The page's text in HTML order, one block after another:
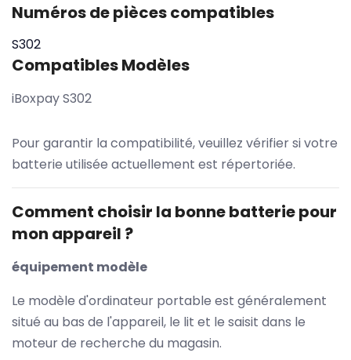
Numéros de pièces compatibles
S302
Compatibles Modèles
iBoxpay S302
Pour garantir la compatibilité, veuillez vérifier si votre
batterie utilisée actuellement est répertoriée.
Comment choisir la bonne batterie pour
mon appareil ?
équipement modèle
Le modèle d'ordinateur portable est généralement
situé au bas de l'appareil, le lit et le saisit dans le
moteur de recherche du magasin.